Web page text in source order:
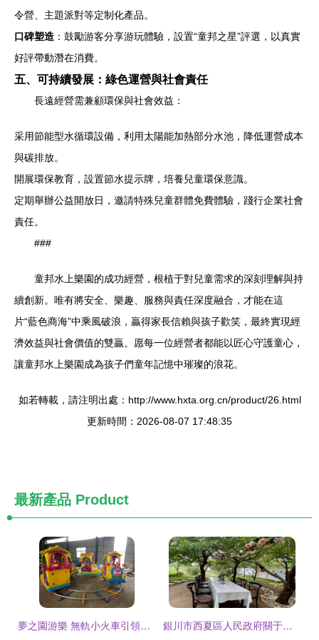
令營、主題派對等定制化產品。
口碑塑造 ：鼓勵游客分享游玩體驗，設置“童邦之星”評選，以真實
好評帶動潛在消費。
五、可持續發展：綠色運營與社會責任
長遠經營需兼顧環保與社會效益：
采用節能型水循環設備，利用太陽能加熱部分水池，降低運營成本
與碳排放。
開展環保教育，設置節水提示牌，培養兒童環保意識。
定期舉辦公益開放日，邀請特殊兒童群體免費體驗，踐行企業社會
責任。
###
童邦水上樂園的成功經營，根植于對兒童需求的深刻理解與持
續創新。唯有將安全、樂趣、服務與責任深度融合，才能在這
片“藍色商海”中乘風破浪，贏得家長信賴與孩子歡笑，最終實現經
濟效益與社會價值的雙贏。愿每一位經營者都能以匠心守護童心，
讓童邦水上樂園成為孩子們童年記憶中璀璨的浪花。
如若轉載，請注明出處：http://www.hxta.org.cn/product/26.html
更新時間：2026-08-07 17:48:35
最新產品 Product